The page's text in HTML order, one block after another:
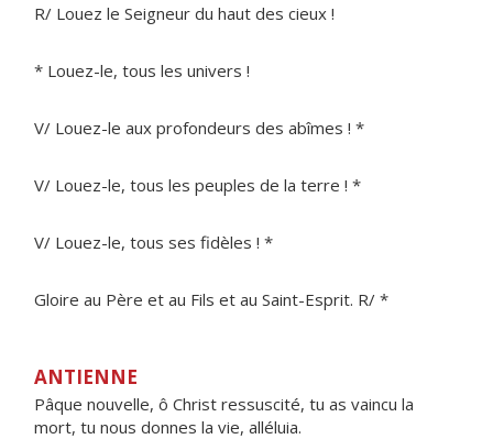
R/ Louez le Seigneur du haut des cieux !
* Louez-le, tous les univers !
V/ Louez-le aux profondeurs des abîmes ! *
V/ Louez-le, tous les peuples de la terre ! *
V/ Louez-le, tous ses fidèles ! *
Gloire au Père et au Fils et au Saint-Esprit. R/ *
ANTIENNE
Pâque nouvelle, ô Christ ressuscité, tu as vaincu la
mort, tu nous donnes la vie, alléluia.